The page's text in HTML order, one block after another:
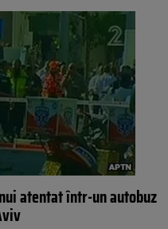
atentat într-un autobuz